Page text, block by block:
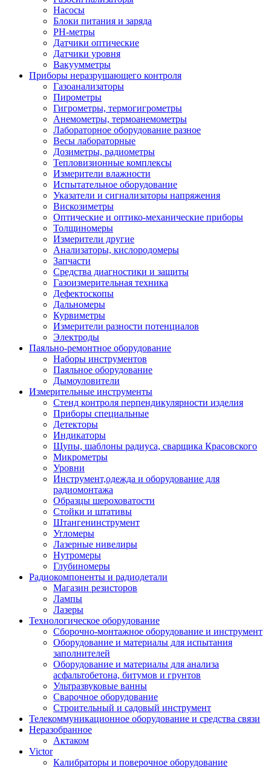
Насосы
Блоки питания и заряда
PH-метры
Датчики оптические
Датчики уровня
Вакуумметры
Приборы неразрушающего контроля
Газоанализаторы
Пирометры
Гигрометры, термогигрометры
Анемометры, термоанемометры
Лабораторное оборудование разное
Весы лабораторные
Дозиметры, радиометры
Тепловизионные комплексы
Измерители влажности
Испытательное оборудование
Указатели и сигнализаторы напряжения
Вискозиметры
Оптические и оптико-механические приборы
Толщиномеры
Измерители другие
Анализаторы, кислородомеры
Запчасти
Средства диагностики и защиты
Газоизмерительная техника
Дефектоскопы
Дальномеры
Курвиметры
Измерители разности потенциалов
Электроды
Паяльно-ремонтное оборудование
Наборы инструментов
Паяльное оборудование
Дымоуловители
Измерительные инструменты
Стенд контроля перпендикулярности изделия
Приборы специальные
Детекторы
Индикаторы
Щупы, шаблоны радиуса, сварщика Красовского
Микрометры
Уровни
Инструмент,одежда и оборудование для
радиомонтажа
Образцы шероховатости
Стойки и штативы
Штангенинструмент
Угломеры
Лазерные нивелиры
Нутромеры
Глубиномеры
Радиокомпоненты и радиодетали
Магазин резисторов
Лампы
Лазеры
Технологическое оборудование
Сборочно-монтажное оборудование и инструмент
Оборудование и материалы для испытания
заполнителей
Оборудование и материалы для анализа
асфальтобетона, битумов и грунтов
Ультразвуковые ванны
Сварочное оборудование
Строительный и садовый инструмент
Телекоммуникационное оборудование и средства связи
Неразобранное
Актаком
Victor
Калибраторы и поверочное оборудование